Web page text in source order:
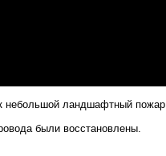
небольшой ландшафтный пожар.
были восстановлены.